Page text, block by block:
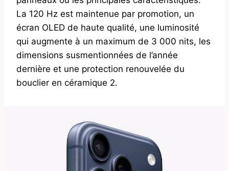
La 120 Hz est maintenue par promotion, un
écran OLED de haute qualité, une luminosité
qui augmente à un maximum de 3 000 nits, les
dimensions susmentionnées de l’année
dernière et une protection renouvelée du
bouclier en céramique 2.